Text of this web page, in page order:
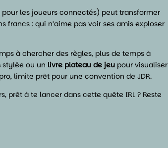
les joueurs connectés) peut transformer
: qui n’aime pas voir ses amis exploser
à chercher des règles, plus de temps à
stylée ou un livre plateau de jeupour visualiser
limite prêt pour une convention de JDR.
prêt à te lancer dans cette quête IRL ? Reste